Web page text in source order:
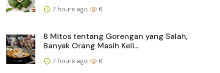
7 hours ago 6
8 Mitos tentang Gorengan yang Salah,
Banyak Orang Masih Keli...
7 hours ago 6